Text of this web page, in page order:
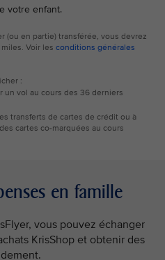
votre enfant.
(ou en partie) transférée, vous devrez
Voir les conditions générales
:
un vol au cours des 36 derniers
transferts de cartes de crédit ou à
cartes co-marquées au cours
en famille
vous pouvez échanger
KrisShop et obtenir des